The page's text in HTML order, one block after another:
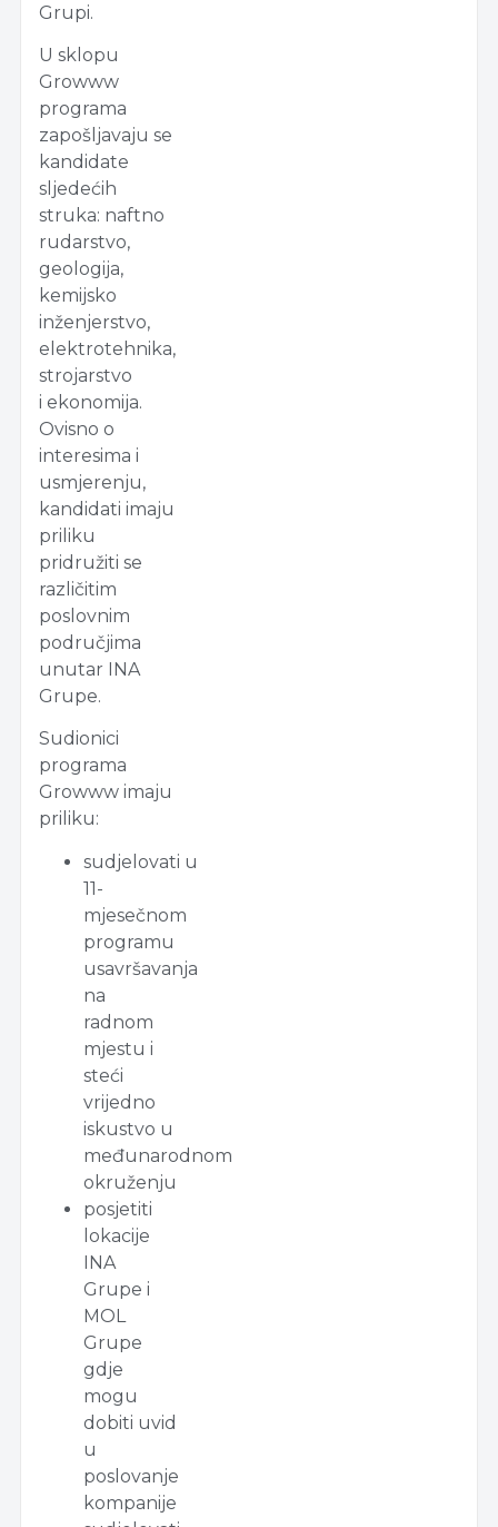
Grupi.
U sklopu
Growww
programa
zapošljavaju se
kandidate
sljedećih
struka: naftno
rudarstvo,
geologija,
kemijsko
inženjerstvo,
elektrotehnika,
strojarstvo
i ekonomija.
Ovisno o
interesima i
usmjerenju,
kandidati imaju
priliku
pridružiti se
različitim
poslovnim
područjima
unutar INA
Grupe.
Sudionici
programa
Growww imaju
priliku:
sudjelovati u
11-
mjesečnom
programu
usavršavanja
na
radnom
mjestu i
steći
vrijedno
iskustvo u
međunarodnom
okruženju
posjetiti
lokacije
INA
Grupe i
MOL
Grupe
gdje
mogu
dobiti uvid
u
poslovanje
kompanije